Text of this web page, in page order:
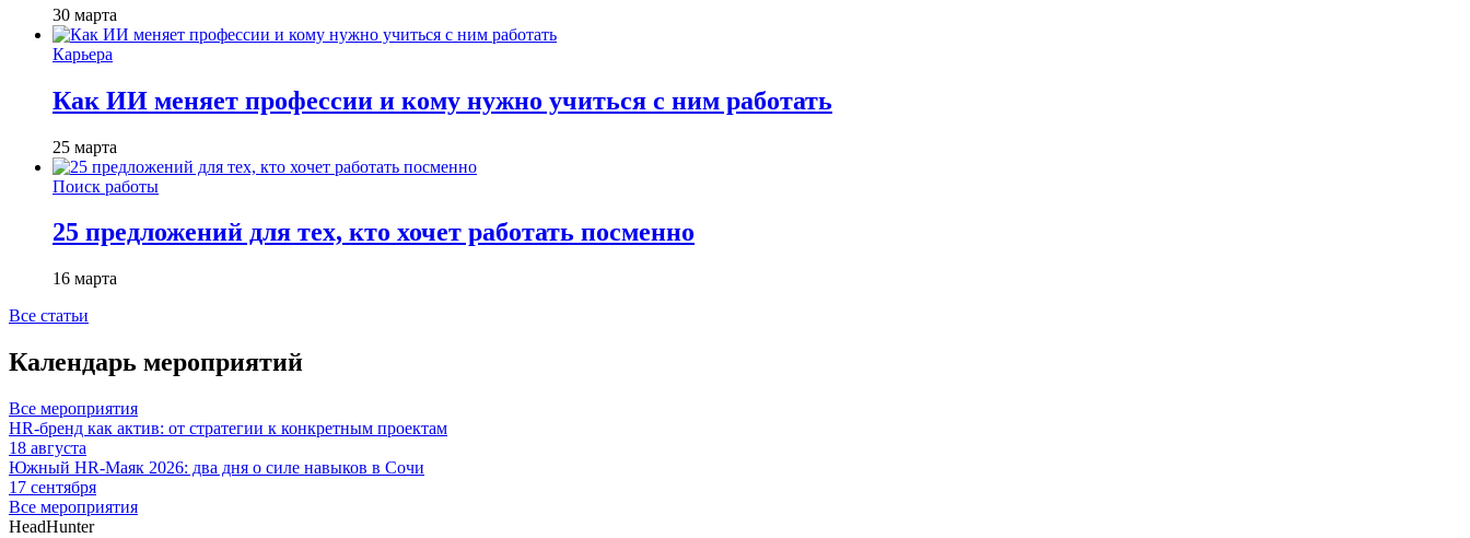
30 марта
Карьера
Как ИИ меняет профессии и кому нужно учиться с ним работать
25 марта
Поиск работы
25 предложений для тех, кто хочет работать посменно
16 марта
Все статьи
Календарь мероприятий
Все мероприятия
HR-бренд как актив: от стратегии к конкретным проектам
18 августа
Южный HR-Маяк 2026: два дня о силе навыков в Сочи
17 сентября
Все мероприятия
HeadHunter